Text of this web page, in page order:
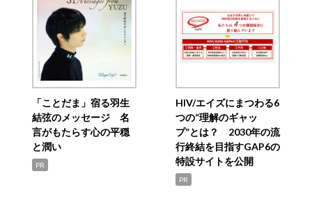
「ことだま」宿る羽生
結弦のメッセージ 名
言がもたらす心の平穏
と潤い
PR
HIV/エイズにまつわる6
つの“理解のギャッ
プ”とは？ 2030年の流
行終結を目指すGAP6の
特設サイトを公開
PR